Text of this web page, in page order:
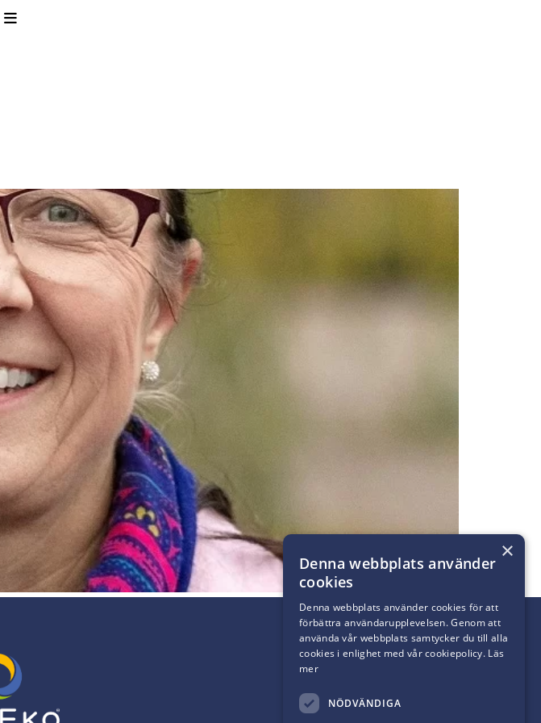
×
Denna webbplats använder
cookies
Denna webbplats använder cookies för att
förbättra användarupplevelsen. Genom att
använda vår webbplats samtycker du till alla
cookies i enlighet med vår cookiepolicy. Läs
mer
NÖDVÄNDIGA